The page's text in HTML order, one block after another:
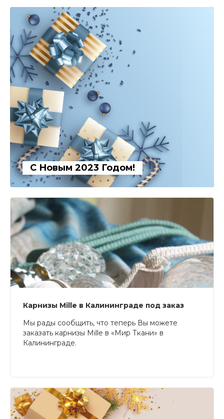
С Новым 2023 Годом!
Карнизы Mille в Калининграде под заказ
Мы рады сообщить, что теперь Вы можете
заказать карнизы Mille в «Мир Ткани» в
Калининграде.